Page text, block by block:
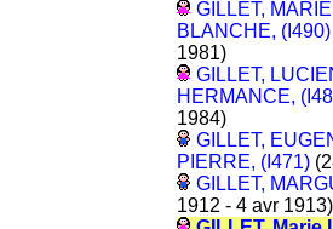
GILLET,
BLANCHE, (I490)
1981)
GILLET,
HERMANCE,
1984)
GILLET,
PIERRE, (I471)
GILLET,
1912 - 4 avr 1913)